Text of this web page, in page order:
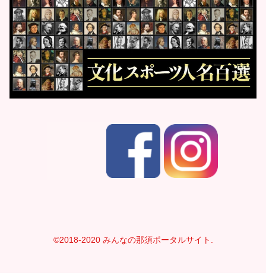
©2018-2020 みんなの那須ポータルサイト.